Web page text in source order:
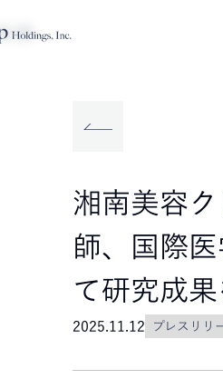
Company
Service
Sustainability
湘南美容
師、国際
て研究成
2025.11.12 プレスリリ